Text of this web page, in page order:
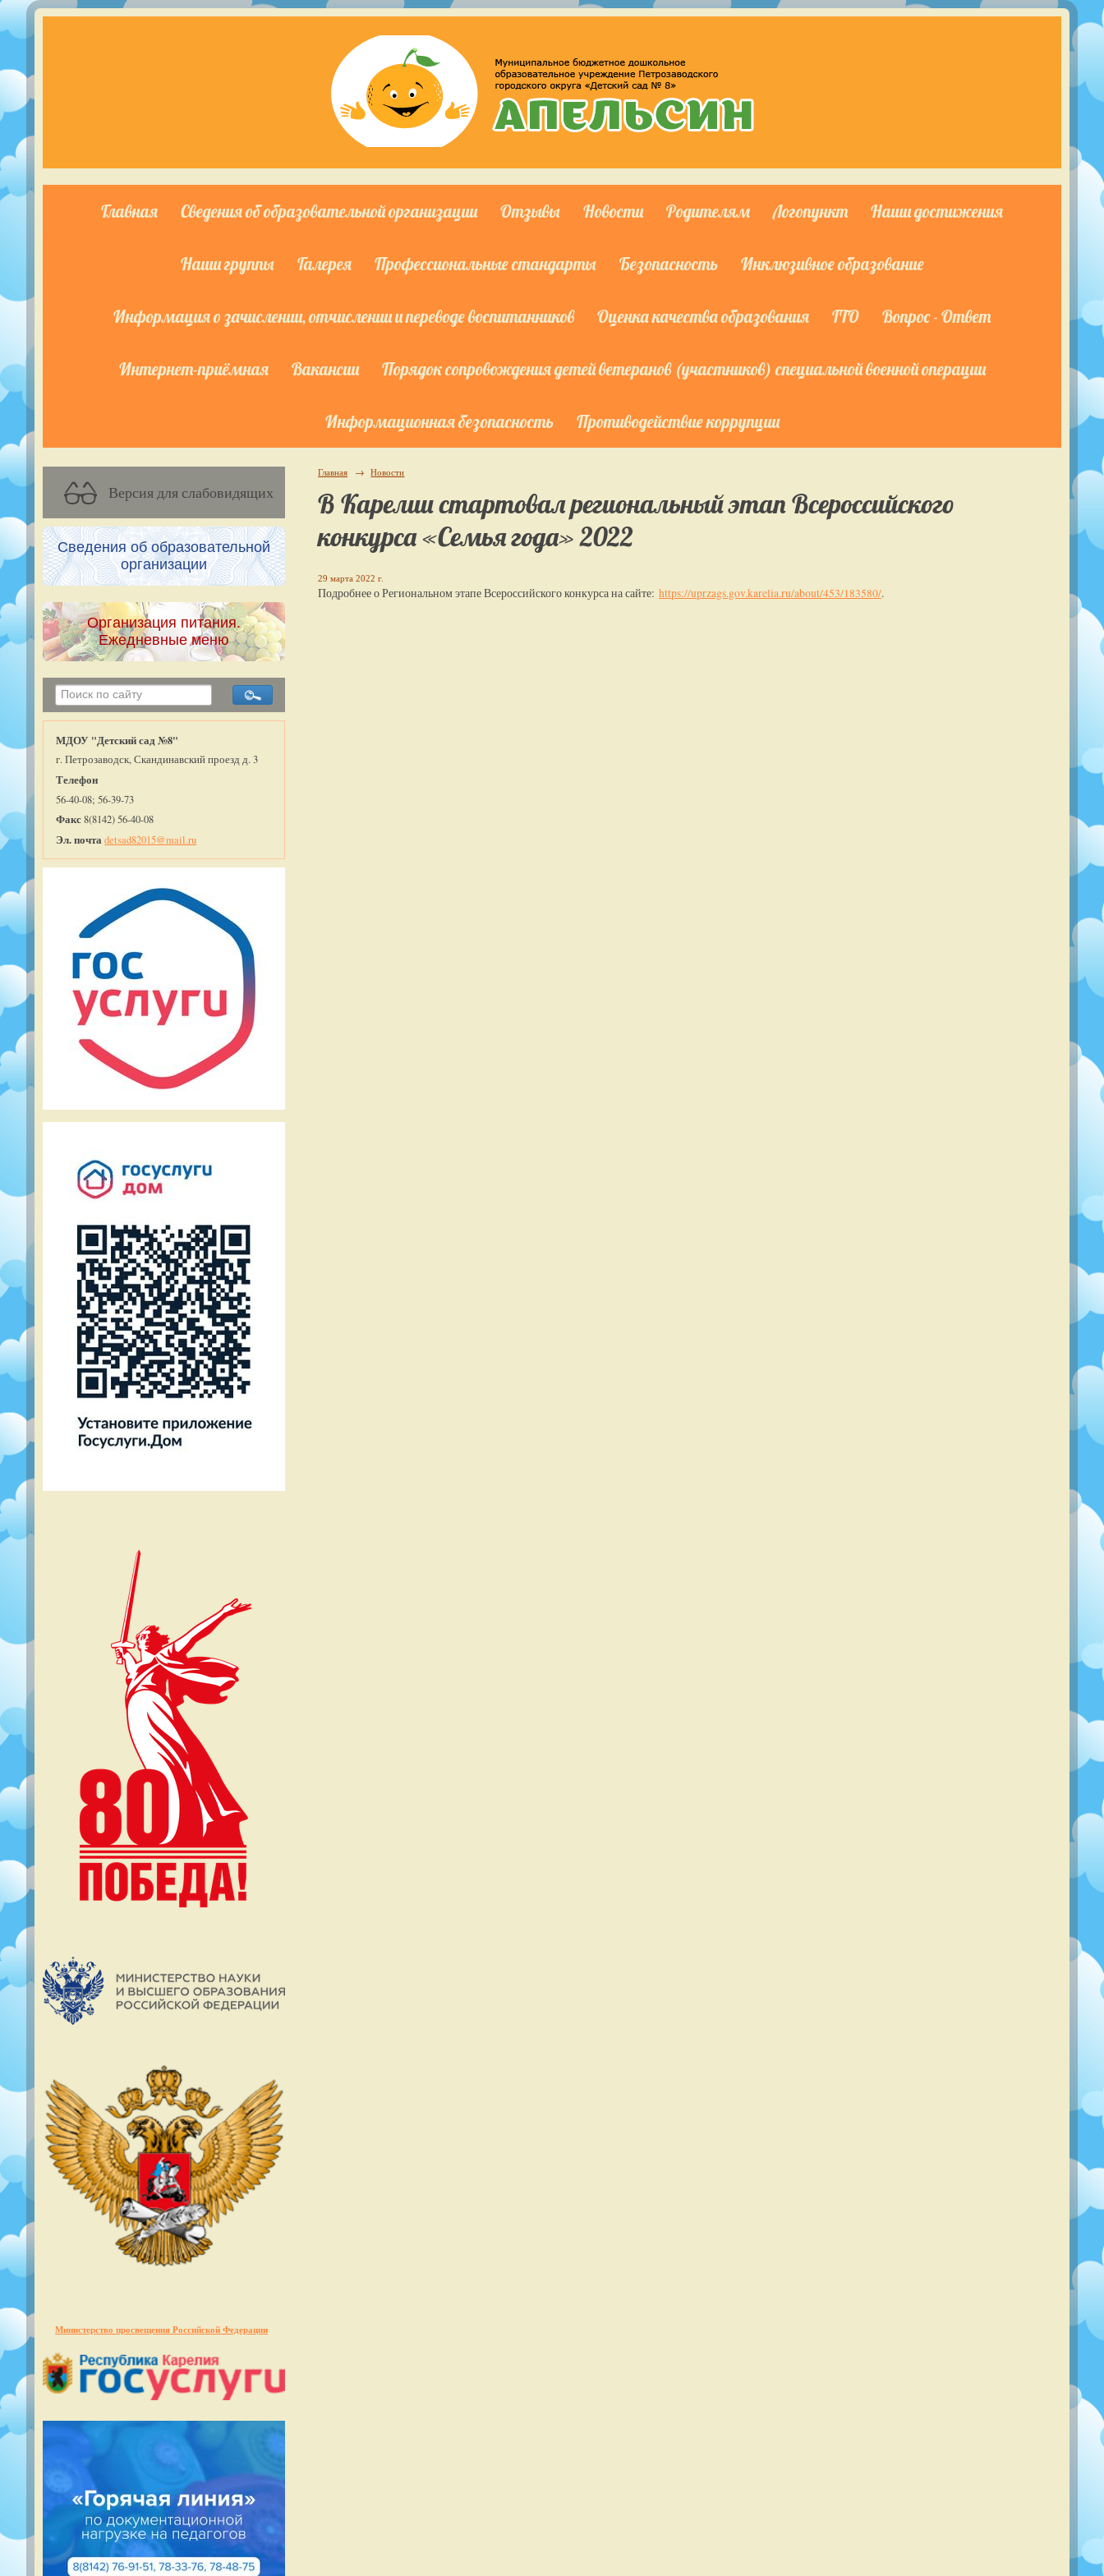
Главная Сведения об образовательной организации Отзывы Новости Родителям Логопункт Наши достижения
Наши группы Галерея Профессиональные стандарты Безопасность Инклюзивное образование
Информация о зачислении, отчислении и переводе воспитанников Оценка качества образования ГТО Вопрос - Ответ
Интернет-приёмная Вакансии Порядок сопровождения детей ветеранов (участников) специальной военной операции
Информационная безопасность Противодействие коррупции
Версия для слабовидящих
Сведения об образовательной
организации
Организация питания.
Ежедневные меню
МДОУ "Детский сад №8"
г. Петрозаводск, Скандинавский проезд д. 3
Телефон
56-40-08; 56-39-73
Факс8(8142) 56-40-08
Эл. почта detsad82015@mail.ru
Министерство просвещения Российской Федерации
Главная → Новости
В Карелии стартовал региональный этап Всероссийского
конкурса «Семья года» 2022
29 марта 2022 г.
Подробнее о Региональном этапе Всероссийского конкурса на сайте: https://uprzags.gov.karelia.ru/about/453/183580/.